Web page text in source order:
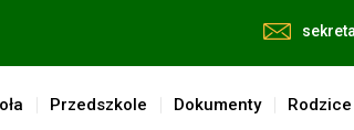
Przedszkole Dokumenty Rodzice